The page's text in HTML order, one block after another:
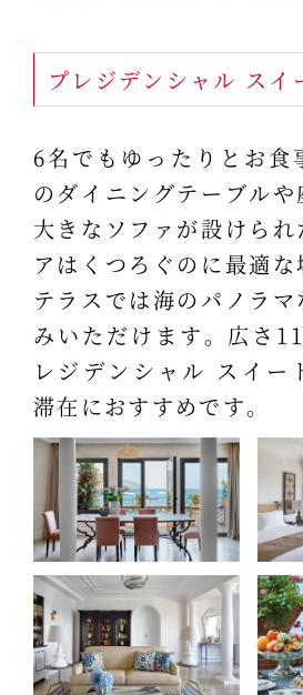
プレジデンシャル スイ
6名でもゆったりとお食
のダイニングテーブル
大きなソファが設けられ
アはくつろぐのに最適
テラスでは海のパノラ
みいただけます。広さ
レジデンシャル スイー
滞在におすすめです。